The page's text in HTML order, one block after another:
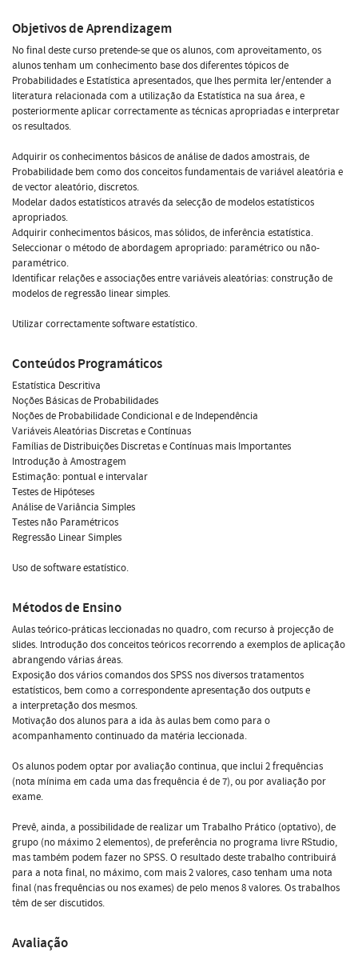
Objetivos de Aprendizagem
No final deste curso pretende-se que os alunos, com aproveitamento, os
alunos tenham um conhecimento base dos diferentes tópicos de
Probabilidades e Estatística apresentados, que lhes permita ler/entender a
literatura relacionada com a utilização da Estatística na sua área, e
posteriormente aplicar correctamente as técnicas apropriadas e interpretar
os resultados.
Adquirir os conhecimentos básicos de análise de dados amostrais, de
Probabilidade bem como dos conceitos fundamentais de variável aleatória e
de vector aleatório, discretos.
Modelar dados estatísticos através da selecção de modelos estatísticos
apropriados.
Adquirir conhecimentos básicos, mas sólidos, de inferência estatística.
Seleccionar o método de abordagem apropriado: paramétrico ou não-
paramétrico.
Identificar relações e associações entre variáveis aleatórias: construção de
modelos de regressão linear simples.
Utilizar correctamente software estatístico.
Conteúdos Programáticos
Estatística Descritiva
Noções Básicas de Probabilidades
Noções de Probabilidade Condicional e de Independência
Variáveis Aleatórias Discretas e Contínuas
Famílias de Distribuições Discretas e Contínuas mais Importantes
Introdução à Amostragem
Estimação: pontual e intervalar
Testes de Hipóteses
Análise de Variância Simples
Testes não Paramétricos
Regressão Linear Simples
Uso de software estatístico.
Métodos de Ensino
Aulas teórico-práticas leccionadas no quadro, com recurso à projecção de
slides. Introdução dos conceitos teóricos recorrendo a exemplos de aplicação
abrangendo várias áreas.
Exposição dos vários comandos dos SPSS nos diversos tratamentos
estatísticos, bem como a correspondente apresentação dos outputs e
a interpretação dos mesmos.
Motivação dos alunos para a ida às aulas bem como para o
acompanhamento continuado da matéria leccionada.
Os alunos podem optar por avaliação continua, que inclui 2 frequências
(nota mínima em cada uma das frequência é de 7), ou por avaliação por
exame.
Prevê, ainda, a possibilidade de realizar um Trabalho Prático (optativo), de
grupo (no máximo 2 elementos), de preferência no programa livre RStudio,
mas também podem fazer no SPSS. O resultado deste trabalho contribuirá
para a nota final, no máximo, com mais 2 valores, caso tenham uma nota
final (nas frequências ou nos exames) de pelo menos 8 valores. Os trabalhos
têm de ser discutidos.
Avaliação